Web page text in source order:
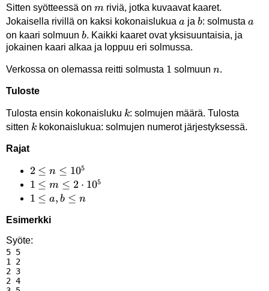
Sitten syötteessä on m
mriviä, jotka kuvaavat kaaret.
Jokaisella rivillä on kaksi kokonaislukua a
a ja b
b: solmusta a
a
on kaari solmuun b
b. Kaikki kaaret ovat yksisuuntaisia, ja
jokainen kaari alkaa ja loppuu eri solmussa.
Verkossa on olemassa reitti solmusta 1
1 solmuun n
n.
Tuloste
Tulosta ensin kokonaisluku k
k: solmujen määrä. Tulosta
sitten k
k kokonaislukua: solmujen numerot järjestyksessä.
Rajat
2 \le
n
\le
2 ≤ n ≤ 105
1 \le
m \le
\cdot
10^5
1 ≤ m ≤ 2 ⋅ 105
1
a,b
\le
1 ≤ a, b ≤ n
Esimerkki
Syöte:
5 5
1 2
2 3
2 4